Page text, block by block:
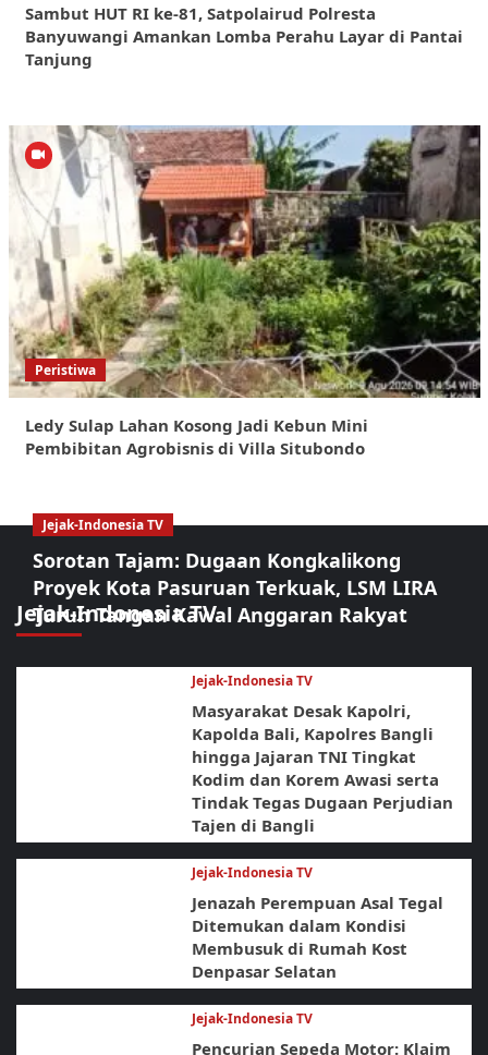
Sambut HUT RI ke-81, Satpolairud Polresta
Banyuwangi Amankan Lomba Perahu Layar di Pantai
Tanjung
Peristiwa
Ledy Sulap Lahan Kosong Jadi Kebun Mini
Pembibitan Agrobisnis di Villa Situbondo
Jejak-Indonesia TV
Jejak-Indonesia TV
Sorotan Tajam: Dugaan Kongkalikong
Proyek Kota Pasuruan Terkuak, LSM LIRA
Turun Tangan Kawal Anggaran Rakyat
Jejak-Indonesia TV
Masyarakat Desak Kapolri,
Kapolda Bali, Kapolres Bangli
hingga Jajaran TNI Tingkat
Kodim dan Korem Awasi serta
Tindak Tegas Dugaan Perjudian
Tajen di Bangli
Jejak-Indonesia TV
Jenazah Perempuan Asal Tegal
Ditemukan dalam Kondisi
Membusuk di Rumah Kost
Denpasar Selatan
Jejak-Indonesia TV
Pencurian Sepeda Motor: Klaim